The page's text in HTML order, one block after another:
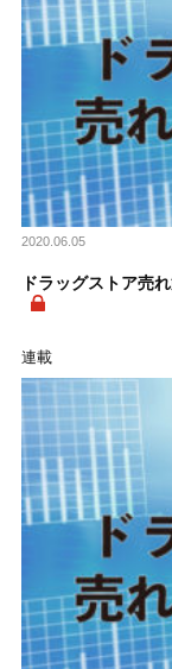
2020.06.05
ドラッグストア売
連載